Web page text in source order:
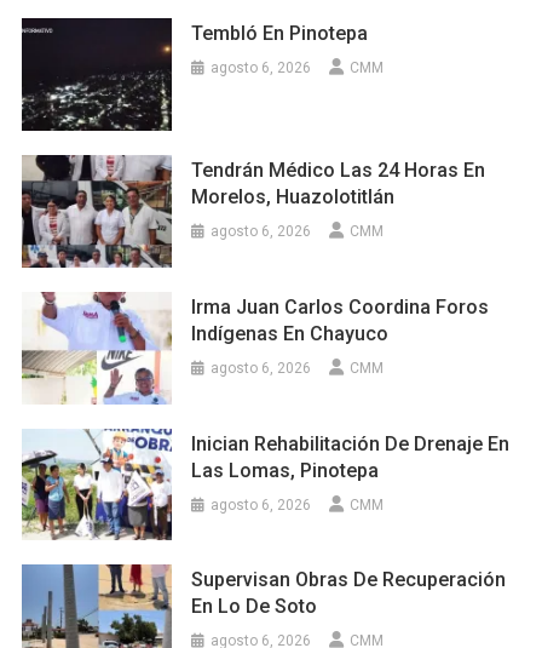
Tembló En Pinotepa
agosto 6, 2026 CMM
Tendrán Médico Las 24 Horas En
Morelos, Huazolotitlán
agosto 6, 2026 CMM
Irma Juan Carlos Coordina Foros
Indígenas En Chayuco
agosto 6, 2026 CMM
Inician Rehabilitación De Drenaje En
Las Lomas, Pinotepa
agosto 6, 2026 CMM
Supervisan Obras De Recuperación
En Lo De Soto
agosto 6, 2026 CMM